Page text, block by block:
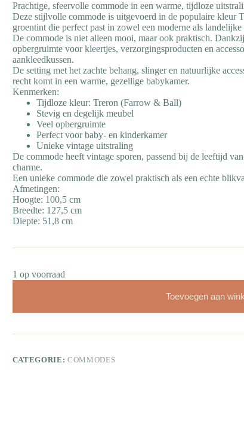
Prachtige, sfeervolle commode in een warme, tijdloze
Deze stijlvolle commode is uitgevoerd in de populaire kleur
groentint die perfect past in zowel een moderne als landelijke
De commode is niet alleen mooi, maar ook praktisch.
opbergruimte voor kleertjes, verzorgingsproducten en
aankleedkussen.
De setting met het zachte behang, slinger en natuurlijke
recht komt in een warme, gezellige babykamer.
Kenmerken:
Tijdloze kleur: Treron (Farrow & Ball)
Stevig en degelijk meubel
Veel opbergruimte
Perfect voor baby- en kinderkamer
Unieke vintage uitstraling
De commode heeft vintage sporen, passend bij de leeftijd
charme.
Een unieke commode die zowel praktisch als een echte
Afmetingen:
Hoogte: 100,5 cm
Breedte: 127,5 cm
Diepte: 51,8 cm
1 op voorraad
Toevoegen aan
CATEGORIE: COMMODES